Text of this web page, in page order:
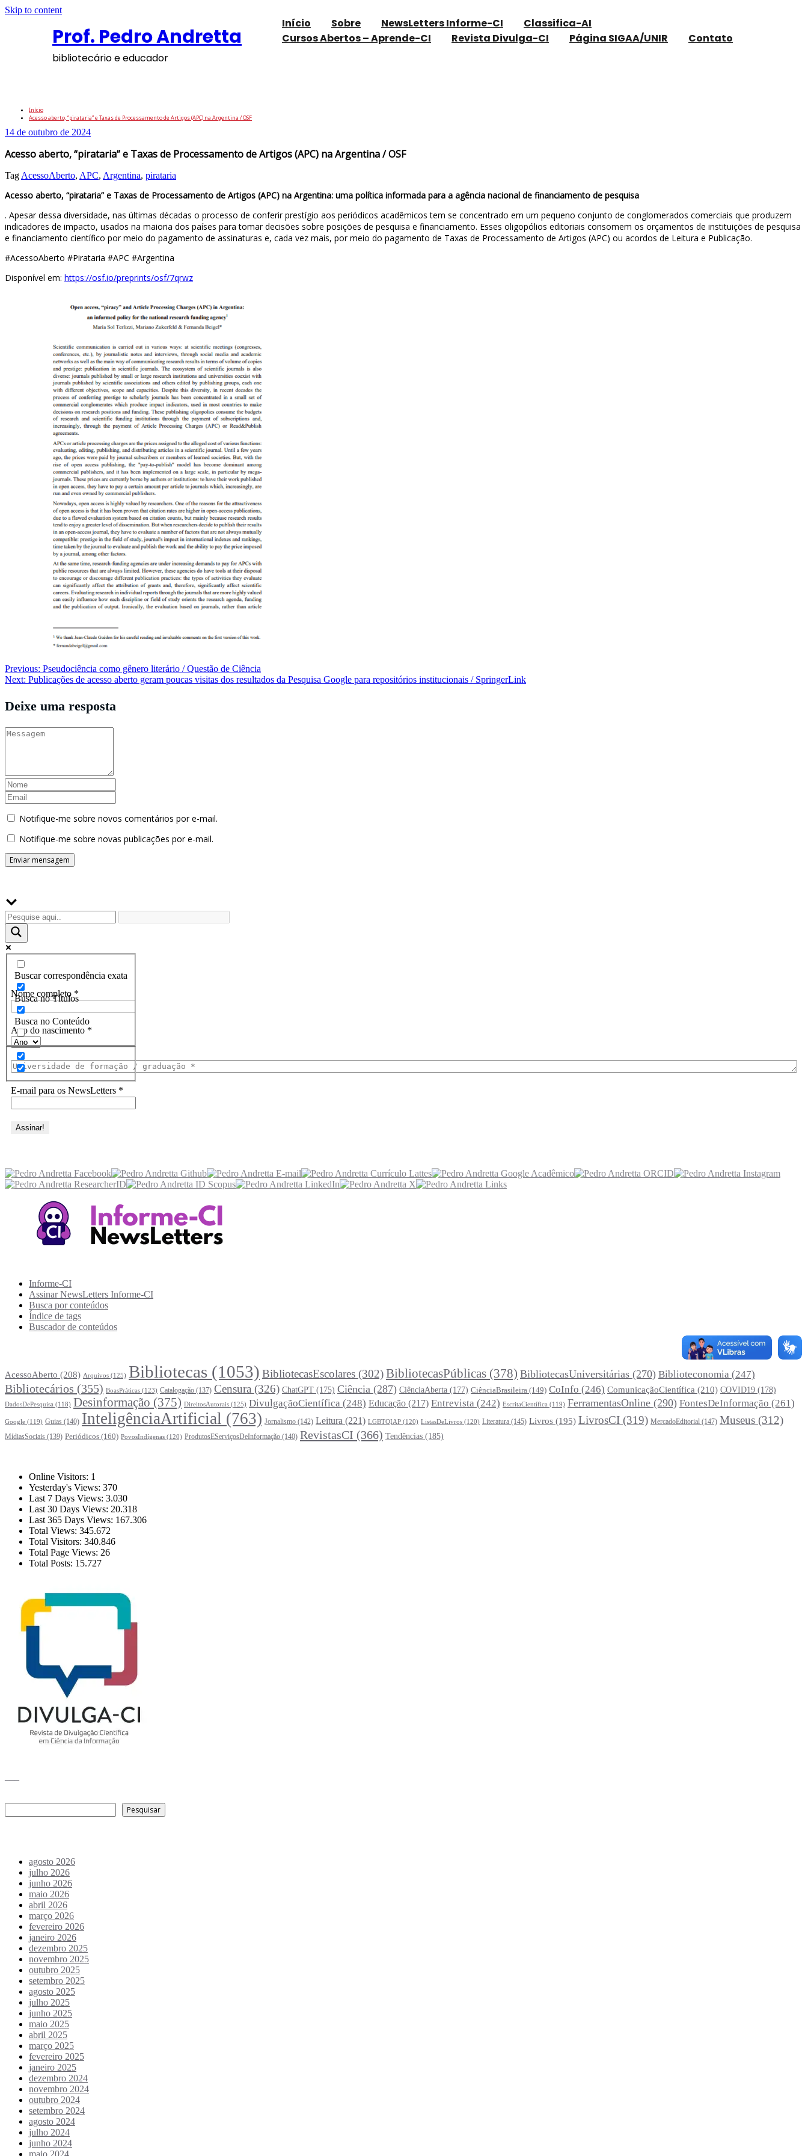
Skip to content
Prof. Pedro Andretta
bibliotecário e educador
Início Sobre NewsLetters Informe-CI
Classifica-AI
Cursos Abertos – Aprende-CI
Revista Divulga-CI Página SIGAA/UNIR Contato
Início
Acesso aberto, “pirataria” e Taxas de Processamento de Artigos (APC) na Argentina / OSF
14 de outubro de 2024
Acesso aberto, “pirataria” e Taxas de Processamento de Artigos (APC) na Argentina / OSF
Tag AcessoAberto, APC, Argentina, pirataria
Acesso aberto, “pirataria” e Taxas de Processamento de Artigos (APC) na Argentina: uma política informada para a agência nacional de financiamento de pesquisa
. Apesar dessa diversidade, nas últimas décadas o processo de conferir prestígio aos periódicos acadêmicos tem se concentrado em um pequeno conjunto de conglomerados comerciais que produzem
indicadores de impacto, usados ​​na maioria dos países para tomar decisões sobre posições de pesquisa e financiamento. Esses oligopólios editoriais consomem os orçamentos de instituições de pesquisa
e financiamento científico por meio do pagamento de assinaturas e, cada vez mais, por meio do pagamento de Taxas de Processamento de Artigos (APC) ou acordos de Leitura e Publicação.
#AcessoAberto #Pirataria #APC #Argentina
Disponível em: https://osf.io/preprints/osf/7qrwz
Navegação
de
Post
Previous: Pseudociência como gênero literário / Questão de Ciência
Next: Publicações de acesso aberto geram poucas visitas dos resultados da Pesquisa Google para repositórios institucionais / SpringerLink
Deixe uma resposta
Notifique-me sobre novos comentários por e-mail.
Notifique-me sobre novas publicações por e-mail.
Buscar correspondência exata
Busca no Títulos
Busca no Conteúdo
Assine a Informe-CI NewsLetters
Nome completo *
Ano do nascimento *
E-mail para os NewsLetters *
Informe-CI
Assinar NewsLetters Informe-CI
Busca por conteúdos
Índice de tags
Buscador de conteúdos
AcessoAberto (208) Arquivos (125) Bibliotecas (1053) BibliotecasEscolares (302)BibliotecasPúblicas (378) BibliotecasUniversitárias (270) Biblioteconomia (247)
Bibliotecários (355) BoasPráticas (123) Catalogação (137) Censura (326) ChatGPT (175) Ciência (287) CiênciaAberta (177) CiênciaBrasileira (149) CoInfo (246) ComunicaçãoCientífica (210) COVID19 (178)
DadosDePesquisa (118) Desinformação (375) DireitosAutorais (125) DivulgaçãoCientífica (248) Educação (217) Entrevista (242) EscritaCientífica (119) FerramentasOnline (290) FontesDeInformação (261)
Google (119) Guias (140) InteligênciaArtificial (763) Jornalismo (142) Leitura (221) LGBTQIAP (120) ListasDeLivros (120) Literatura (145) Livros (195) LivrosCI (319) MercadoEditorial (147) Museus (312)
MídiasSociais (139) Periódicos (160) PovosIndígenas (120) ProdutosEServiçosDeInformação (140) RevistasCI (366) Tendências (185)
Online Visitors: 1
Yesterday's Views: 370
Last 7 Days Views: 3.030
Last 30 Days Views: 20.318
Last 365 Days Views: 167.306
Total Views: 345.672
Total Visitors: 340.846
Total Page Views: 26
Total Posts: 15.727
Pesquisar
agosto 2026
julho 2026
junho 2026
maio 2026
abril 2026
março 2026
fevereiro 2026
janeiro 2026
dezembro 2025
novembro 2025
outubro 2025
setembro 2025
agosto 2025
julho 2025
junho 2025
maio 2025
abril 2025
março 2025
fevereiro 2025
janeiro 2025
dezembro 2024
novembro 2024
outubro 2024
setembro 2024
agosto 2024
julho 2024
junho 2024
maio 2024